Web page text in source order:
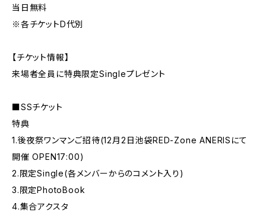
当日無料
※各チケットD代別
【チケット情報】
来場者全員に特典限定Singleプレゼント
■SSチケット
特典
1.後夜祭ワンマンご招待(12月2日池袋RED-Zone ANERISにて
開催 OPEN17:00)
2.限定Single(各メンバーからのコメント入り)
3.限定PhotoBook
4.集合アクスタ